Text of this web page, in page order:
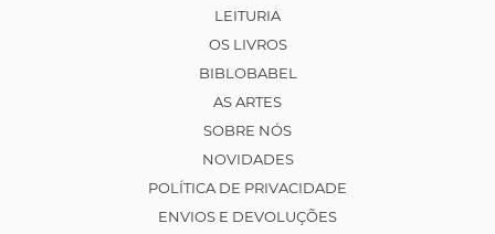
LEITURIA
OS LIVROS
BIBLOBABEL
AS ARTES
SOBRE NÓS
NOVIDADES
POLÍTICA DE PRIVACIDADE
ENVIOS E DEVOLUÇÕES